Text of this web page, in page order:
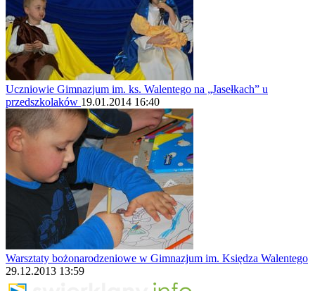
Uczniowie Gimnazjum im. ks. Walentego na „Jasełkach” u
przedszkolaków 19.01.2014 16:40
Warsztaty bożonarodzeniowe w Gimnazjum im. Księdza Walentego
29.12.2013 13:59